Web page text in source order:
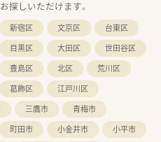
、そして会社をより良くしていき
ていただける社風があり、社員一人
ます。
探しいただけます。
新宿区 文京区
台東区
目黒区 大田区
世田谷区
豊島区 北区
荒川区
葛飾区
江戸川区
三鷹市
青梅市
町田市 小金井市
小平市